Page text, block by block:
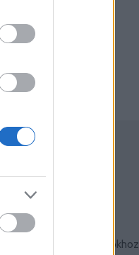
tippek
Kerékpárok a mindennapokhoz